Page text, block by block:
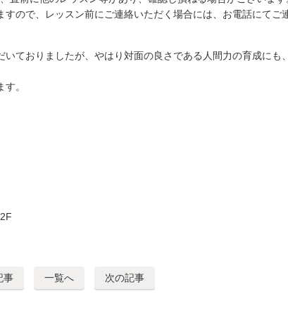
ので、レッスン前にご連絡いただく場合には、お電話にてご
ておりましたが、やはり対面の良さである人間力の育成にも
。
事 一覧へ 次の記事